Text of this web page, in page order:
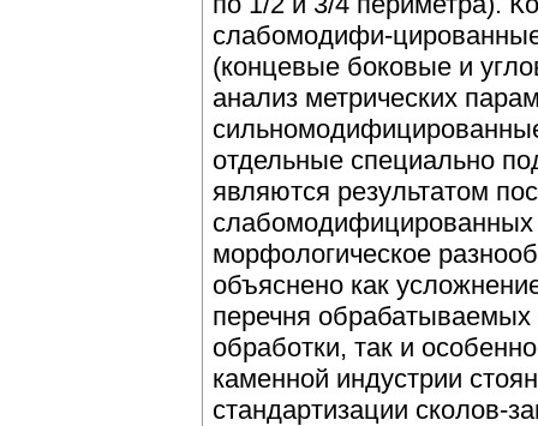
слабомодифи-
(концевые боковые и
анализ метрических
отдельные специально
являются результатом
слабомодифицированных
морфологическое
объяснено как
перечня
обработки, так и
каменной индустрии
стандартизации сколов-